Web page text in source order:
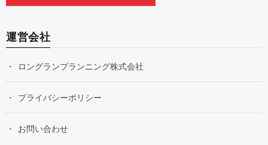
運営会社
ロングランプランニング株式会社
プライバシーポリシー
お問い合わせ